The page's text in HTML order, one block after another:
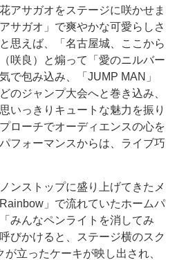
アサガオをステージに咲かせま
サガオ」で爽やかな可愛らしさ
思えば、「名古屋城、ここから
咲良）と煽って「愛のニルバー
で包み込み、「JUMP MAN」
のジャンプ大会へと巻き込み、
いっきりキュートな魅力を振り
ローチでオーディエンスの心を
フォーマンスからは、ライブ巧
ンストップに盛り上げてきたメ
」で流れていたホームパ
みんなペンライトを消してみ
びかけると、ステージ横のスク
立ったケーキが映し出され、